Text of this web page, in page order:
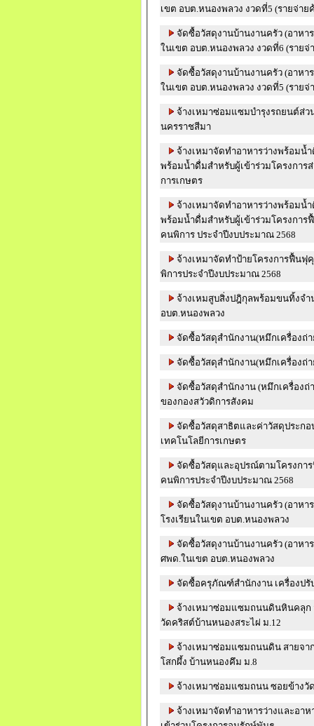
เขต อบต.หนองพลวง งวดที่5 (รายจ่าย
จัดซื้อวัสดุงานบ้านงานครัว (อาหา
ในเขต อบต.หนองพลวง งวดที่6 (รายจ่
จัดซื้อวัสดุงานบ้านงานครัว (อาหา
ในเขต อบต.หนองพลวง งวดที่5 (รายจ่
จ้างเหมาซ่อมแซมบำรุงรถยนต์ส่ว
นครราชสีมา
จ้างเหมาจัดทำอาหารว่างพร้อมน้
พร้อมน้ำดื่มสำหรับผู้เข้าร่วมโครงการ
การเกษตร
จ้างเหมาจัดทำอาหารว่างพร้อมน้
พร้อมน้ำดื่มสำหรับผู้เข้าร่วมโครงกา
คนพิการ ประจำปีงบประมาณ 2568
จ้างเหมาจัดทำป้ายโครงการฟื้นฟุ
พิการประจำปีงบประมาณ 2568
จ้างเหมสูบสิ่งปฎิกุลพร้อมขนทิ้งจำ
อบต.หนองพลวง
จัดซื้อวัสดุสำนักงาน(หมึกเครื่องถ่า
จัดซื้อวัสดุสำนักงาน(หมึกเครื่องถ่า
จัดซื้อวัสดุสำนักงาน (หมึกเครื่องถ่
ของกองสวัวดิการสังคม
จัดซื้อวัสดุสาธิตและค่าวัสดุประกอ
เทคโนโลยีการเกษตร
จัดซื้อวัสดุและอุปรณ์ตามโครงกา
คนพิการประจำปีงบประมาณ 2568
จัดซื้อวัสดุงานบ้านงานครัว (อาหา
โรงเรียนในเขต อบต.หนองพลวง
จัดซื้อวัสดุงานบ้านงานครัว (อาหา
ศพด.ในเขต อบต.หนองพลวง
จัดซื้อครุภัณฑ์สำนักงาน เครื่องปรั
จ้างเหมาซ่อมแซมถนนดินหินคลุก
วัดคริสต์บ้านหนองสระไผ่ ม.12
จ้างเหมาซ่อมแซมถนนดิน สายจา
โสกผึ้ง บ้านหนองคึม ม.8
จ้างเหมาซ่อมแซมถนน ซอยข้างวั
จ้างเหมาจัดทำอาหารว่างและอา